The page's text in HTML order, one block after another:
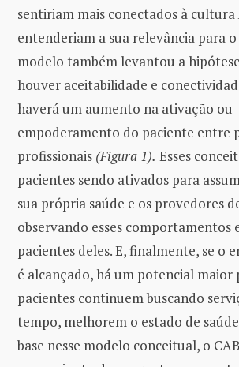
sentiriam mais conectados à cultura
entenderiam a sua relevância para
modelo também levantou a
houver aceitabilidade e
haverá um aumento na ativação ou
empoderamento do paciente entre
profissionais (Figura 1). Esses
pacientes sendo ativados para
sua própria saúde e os provedores
observando esses comportamentos
pacientes deles. E, finalmente, se o
é alcançado, há um potencial maior
pacientes continuem buscando
tempo, melhorem o estado de
base nesse modelo conceitual, o